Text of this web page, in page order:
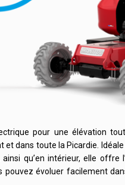
pour une élévation
et dans toute la Picardie.
qu’en intérieur, elle offre
pouvez évoluer facilement